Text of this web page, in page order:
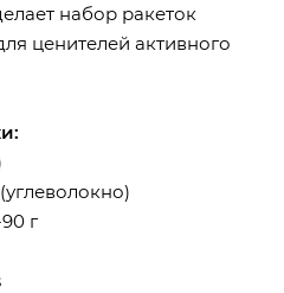
набор ракеток
ценителей активного
г